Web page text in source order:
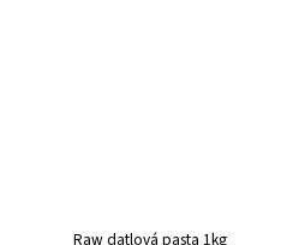
Raw datlová pasta 1kg